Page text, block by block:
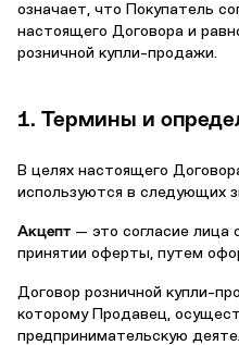
означает, что Покупатель
настоящего Договора и
розничной купли-продажи.
1. Термины и
В целях настоящего
используются в следующих
Акцепт — это согласие лица
принятии оферты, путем
Договор розничной купли-
которому Продавец,
предпринимательскую